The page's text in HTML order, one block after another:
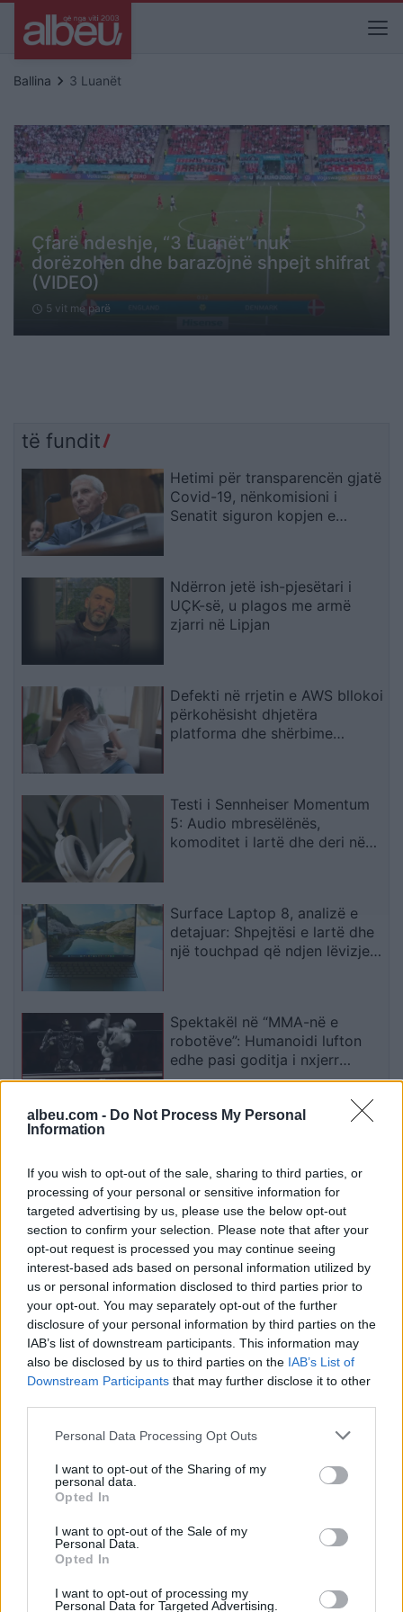
albeu.com - Do Not Process My Personal
Information
If you wish to opt-out of the sale, sharing to third parties, or
processing of your personal or sensitive information for
targeted advertising by us, please use the below opt-out
section to confirm your selection. Please note that after your
opt-out request is processed you may continue seeing
interest-based ads based on personal information utilized by
us or personal information disclosed to third parties prior to
your opt-out. You may separately opt-out of the further
disclosure of your personal information by third parties on the
IAB’s list of downstream participants. This information may
also be disclosed by us to third parties on the IAB’s List of
Downstream Participants that may further disclose it to other
Personal Data Processing Opt Outs
I want to opt-out of the Sharing of my
personal data.
Opted In
I want to opt-out of the Sale of my
Personal Data.
Opted In
I want to opt-out of processing my
Personal Data for Targeted Advertising.
Ballina keyboard_arrow_right 3 Luanët
Çfarë ndeshje, “3 Luanët” nuk
dorëzohen dhe barazojnë shpejt shifrat
(VIDEO)
schedule 5 vit me parë
të fundit
Hetimi për transparencën gjatë
Covid-19, nënkomisioni i
Senatit siguron kopjen e
Ndërron jetë ish-pjesëtari i
UÇK-së, u plagos me armë
zjarri në Lipjan
Defekti në rrjetin e AWS bllokoi
përkohësisht dhjetëra
platforma dhe shërbime
Testi i Sennheiser Momentum
5: Audio mbresëlënës,
komoditet i lartë dhe deri në
Surface Laptop 8, analizë e
detajuar: Shpejtësi e lartë dhe
një touchpad që ndjen lëvizjen
Spektakël në “MMA-në e
robotëve”: Humanoidi lufton
edhe pasi goditja i nxjerr
kokën nga vendi
mund ta rëndojë kolonën
Esim for Global
Esim for USA| Esim for Italy| Esim for Spain|Esim